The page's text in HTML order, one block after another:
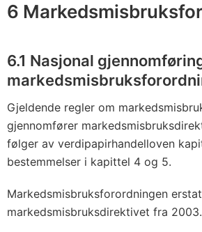
6
6.1 Nasjonal
Gjeldende regler om
gjennomfører
følger av verdipapirhandelloven
bestemmelser i kapittel 4 og 5.
Markedsmisbruksforordningen
markedsmisbruksdirektivet fra 2003.